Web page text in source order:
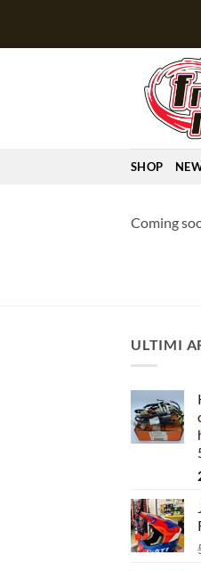
SHOP
Coming
ULTIMI